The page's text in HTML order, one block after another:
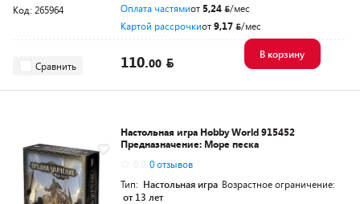
Код: 265964 Оплата частямиот 5,24
/мес
Картой рассрочкиот9,17 /мес
Сравнить 110.00
В корзину
Настольная игра Hobby World 915452
Предназначение: Море песка
0 отзывов
Тип: Настольная игра Возрастное ограничение:
от 13 лет